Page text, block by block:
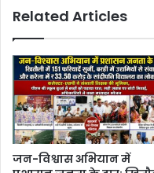
Related Articles
जन-विश्वास अभियान में